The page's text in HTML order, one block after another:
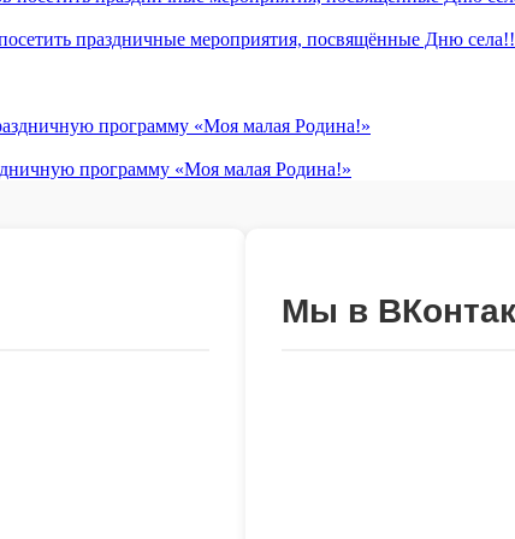
праздничные мероприятия, посвящённые Дню
программу «Моя малая Родина!»
Мы в